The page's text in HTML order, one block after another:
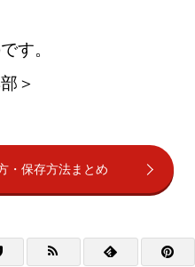
す。
＞
・保存方法まとめ